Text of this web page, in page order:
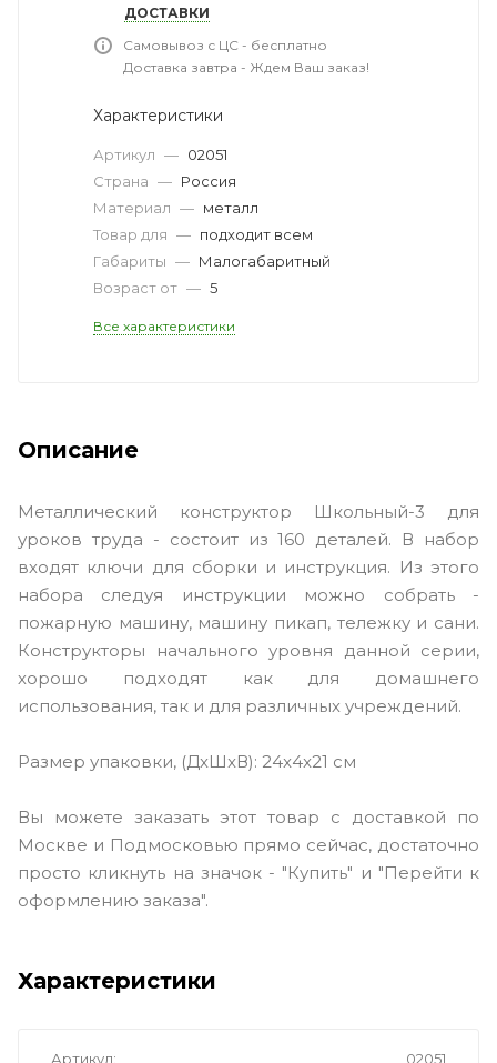
ДОСТАВКИ
Самовывоз с ЦС - бесплатно
Доставка завтра - Ждем Ваш заказ!
Характеристики
Артикул — 02051
Страна — Россия
Материал — металл
Товар для — подходит всем
Габариты — Малогабаритный
Возраст от — 5
Все характеристики
Описание
Металлический конструктор Школьный-3 для
уроков труда - состоит из 160 деталей. В набор
входят ключи для сборки и инструкция. Из этого
набора следуя инструкции можно собрать -
пожарную машину, машину пикап, тележку и сани.
Конструкторы начального уровня данной серии,
хорошо подходят как для домашнего
использования, так и для различных учреждений.
Размер упаковки, (ДxШxВ): 24x4x21 см
Вы можете заказать этот товар с доставкой по
Москве и Подмосковью прямо сейчас, достаточно
просто кликнуть на значок - "Купить" и "Перейти к
оформлению заказа".
Характеристики
Артикул 02051